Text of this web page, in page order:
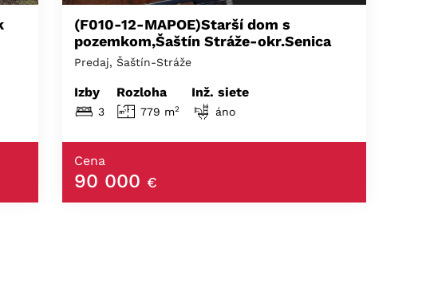
(F010-12-MAPOE)Starší dom s
pozemkom,Šaštín Stráže-okr.Senica
Predaj, Šaštín-Stráže
Izby
3
Rozloha
779 m2
Inž. siete
áno
Cena
90 000 €